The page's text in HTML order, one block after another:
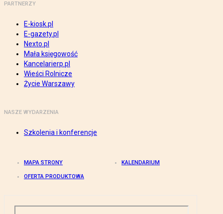
PARTNERZY
E-kiosk.pl
E-gazety.pl
Nexto.pl
Mała księgowość
Kancelarierp.pl
Wieści Rolnicze
Życie Warszawy
NASZE WYDARZENIA
Szkolenia i konferencje
MAPA STRONY KALENDARIUM
OFERTA PRODUKTOWA